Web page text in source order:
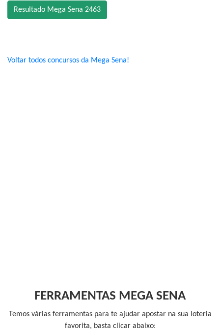
Resultado Mega Sena 2463
Voltar todos concursos da Mega Sena!
FERRAMENTAS MEGA SENA
Temos várias ferramentas para te ajudar apostar na sua loteria
favorita, basta clicar abaixo: